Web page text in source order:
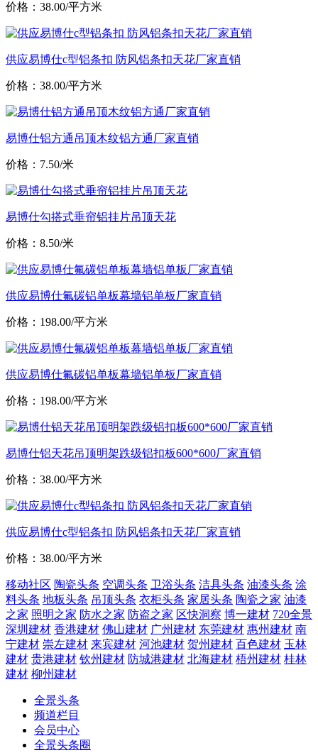
价格：38.00/平方米
供应易博仕c型铝条扣 防风铝条扣天花厂家直销
价格：38.00/平方米
易博仕铝方通吊顶木纹铝方通厂家直销
价格：7.50/米
易博仕勾搭式垂帘铝挂片吊顶天花
价格：8.50/米
供应易博仕氟碳铝单板幕墙铝单板厂家直销
价格：198.00/平方米
供应易博仕氟碳铝单板幕墙铝单板厂家直销
价格：198.00/平方米
易博仕铝天花吊顶明架跌级铝扣板600*600厂家直销
价格：38.00/平方米
供应易博仕c型铝条扣 防风铝条扣天花厂家直销
价格：38.00/平方米
移动社区 陶瓷头条 空调头条 卫浴头条 洁具头条 油漆头条 涂
料头条 地板头条 吊顶头条 衣柜头条 家居头条 陶瓷之家 油漆
之家 照明之家 防水之家 防盗之家 区快洞察 博一建材 720全景
深圳建材 香港建材 佛山建材 广州建材 东莞建材 惠州建材 南
宁建材 崇左建材 来宾建材 河池建材 贺州建材 百色建材 玉林
建材 贵港建材 钦州建材 防城港建材 北海建材 梧州建材 桂林
建材 柳州建材
全景头条
频道栏目
会员中心
全景头条圈